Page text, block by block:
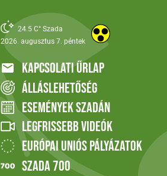
24.5 C° Szada
2026. augusztus 7. péntek
KAPCSOLATI ŰRLAP
ÁLLÁSLEHETŐSÉG
ESEMÉNYEK SZADÁN
LEGFRISSEBB VIDEÓK
EURÓPAI UNIÓS PÁLYÁZATOK
SZADA 700